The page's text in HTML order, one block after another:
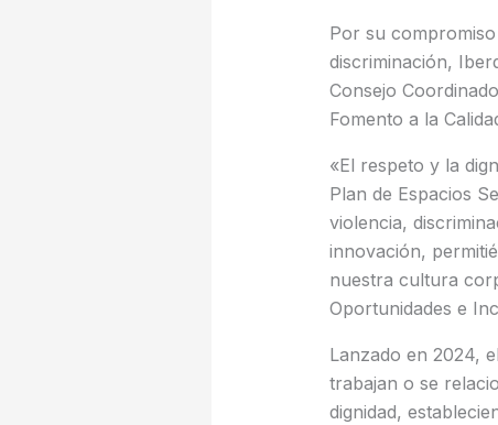
Por su
discriminación,
Consejo
Fomento a la
«El respeto y la
Plan de Espacios
violencia,
innovación,
nuestra cultura
Oportunidades e
Lanzado en 2024,
trabajan o se
dignidad,